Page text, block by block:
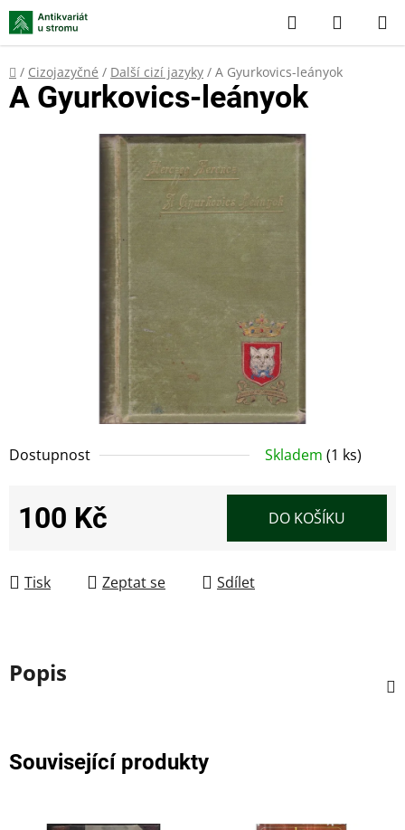
Přejít
na
obsah
Hledat
KOŠÍK
Domů
/ Cizojazyčné / Další cizí jazyky / A Gyurkovics-leányok
Dostupnost Skladem (1 ks)
100 Kč DO KOŠÍKU
Tisk Zeptat se Sdílet
A Gyurkovics-leányok
Popis
Související produkty